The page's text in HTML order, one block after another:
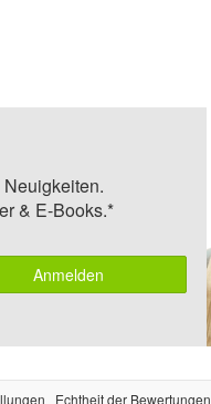
& E-Books.*
Anmelden
Echtheit der Bewertungen